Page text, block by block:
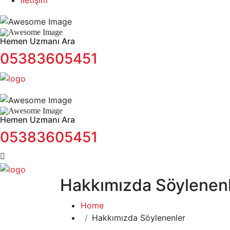
Hemen Uzmanı Ara
05383605451
Hemen Uzmanı Ara
05383605451
Hakkımızda
Home
Hakkımızda Söylenenler